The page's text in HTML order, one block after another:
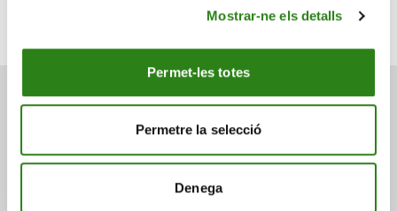
Mostrar-ne els detalls
Permet-les totes
Permetre la selecció
Denega
Creand Fundació aplicació
També et pot interessar
Consulta a continuació altres notícies relacionades.